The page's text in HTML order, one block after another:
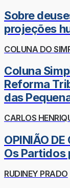
Sobre
projeções
COLUNA DO
Coluna
Reforma
das
CARLOS
OPINIÃO DE
Os Partidos
RUDINEY PRADO